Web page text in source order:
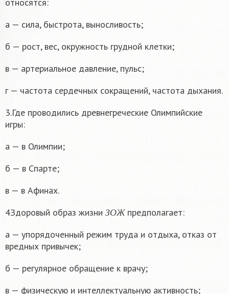
относятся:
а — сила, быстрота, выносливость;
б — рост, вес, окружность грудной клетки;
в — артериальное давление, пульс;
г — частота сердечных сокращений, частота дыхания.
3.Где проводились древнегреческие Олимпийские
игры:
а — в Олимпии;
б — в Спарте;
в — в Афинах.
4Здоровый образ жизни
З ОЖ
З ОЖпредполагает:
а — упорядоченный режим труда и отдыха, отказ от
вредных привычек;
б — регулярное обращение к врачу;
в — физическую и интеллектуальную активность;